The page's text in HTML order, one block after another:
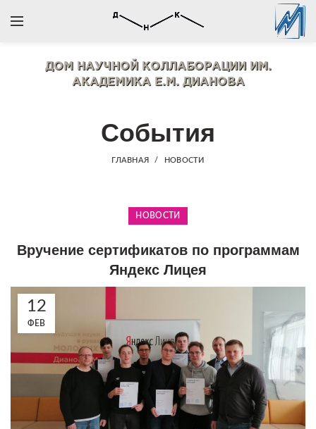
ДОМ НАУЧНОЙ КОЛЛАБОРАЦИИ
ИМ.
АКАДЕМИКА Е.М. ДИАНОВА
События
ГЛАВНАЯ НОВОСТИ
НОВОСТИ
Вручение сертификатов по программам
Яндекс Лицея
12
ФЕВ